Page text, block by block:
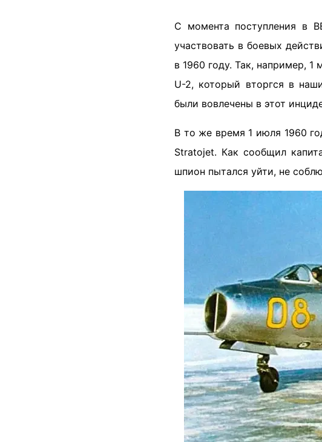
С момента поступления в
участвовать в боевых
в 1960 году. Так, например,
U-2, который вторгся в
были вовлечены в этот
В то же время 1 июля 1960
Stratojet. Как сообщил
шпион пытался уйти, не